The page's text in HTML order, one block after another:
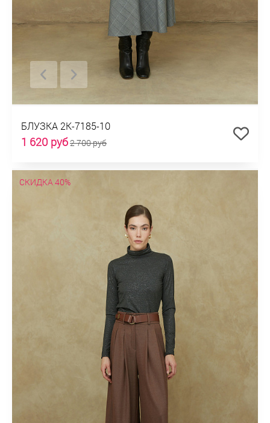
БЛУЗКА 2К-7185-10
1 620 руб2 700 руб
СКИДКА 40%